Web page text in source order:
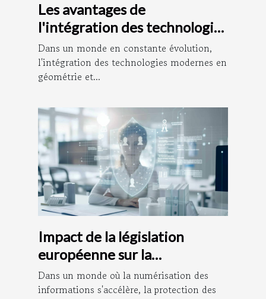
Les avantages de
l'intégration des technologies
modernes en géométrie et
urbanisme
Dans un monde en constante évolution,
l'intégration des technologies modernes en
géométrie et...
Impact de la législation
européenne sur la
confidentialité des données
personnelles
Dans un monde où la numérisation des
informations s'accélère, la protection des